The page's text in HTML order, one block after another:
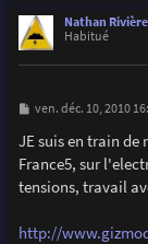
Nathan Rivière
Habitué
M
s
s
a
e
ven. déc. 10, 2010
JE suis en train de
France5, sur
tensions, travail
http://